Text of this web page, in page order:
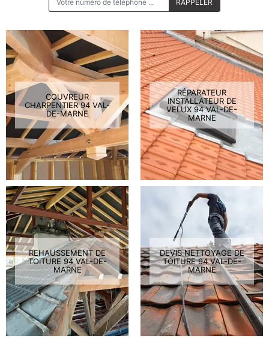
COUVREUR
CHARPENTIER 94 VAL-
DE-MARNE
RÉPARATEUR
INSTALLATEUR DE
VELUX 94 VAL-DE-
MARNE
REHAUSSEMENT DE
TOITURE 94 VAL-DE-
MARNE
DEVIS NETTOYAGE DE
TOITURE 94 VAL-DE-
MARNE